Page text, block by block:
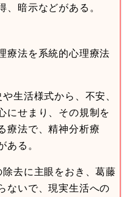
暗示などがある。
療法を系統的心理療法
生活様式から、不安、
にせまり、その規制を
療法で、精神分析療
る。
去に主眼をおき、葛藤
ないで、現実生活への